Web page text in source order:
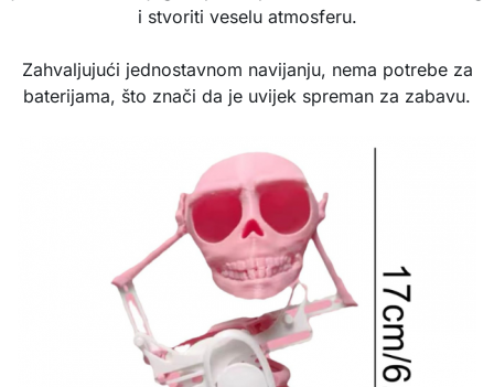
i stvoriti veselu atmosferu.
Zahvaljujući jednostavnom navijanju, nema potrebe za
baterijama, što znači da je uvijek spreman za zabavu.